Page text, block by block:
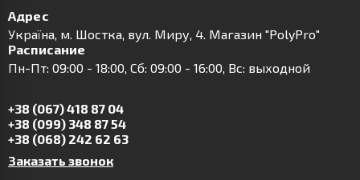
Адрес
Українa, м. Шостка, вул. Миру, 4. Магазин "PolyPro"
Расписание
Пн-Пт: 09:00 - 18:00, Сб: 09:00 - 16:00, Вс: выходной
+38 (067) 418 87 04
+38 (099) 348 87 54
+38 (068) 242 62 63
Заказать звонок